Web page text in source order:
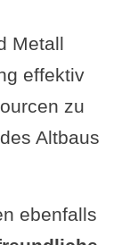
Metall
effektiv
zu
Altbaus
ebenfalls